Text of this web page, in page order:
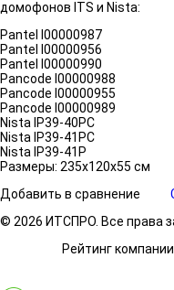
домофонов ITS и Nista:
Pantel I00000987
Pantel I00000956
Pantel I00000990
Pancode I00000988
Pancode I00000955
Pancode I00000989
Nista IP39-40PC
Nista IP39-41PC
Nista IP39-41P
Размеры: 235x120x55 см
Добавить в сравнение
© 2026 ИТСПРО. Все права
Рейтинг